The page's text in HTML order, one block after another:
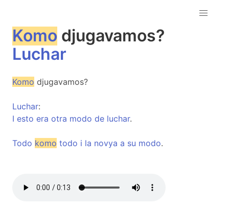
Komo djugavamos?
Luchar
Komo djugavamos?
Luchar:
I esto era otra modo de luchar.
Todo komo todo i la novya a su modo.